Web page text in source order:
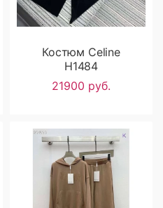
Костюм Celine
H1484
21900 руб.